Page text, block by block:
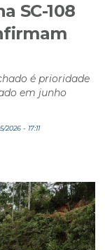
SC-108
é prioridade
em junho
- 17:11